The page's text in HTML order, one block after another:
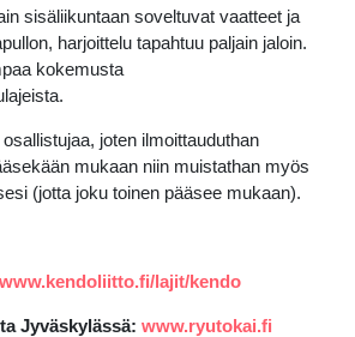
sisäliikuntaan soveltuvat vaatteet ja
harjoittelu tapahtuu paljain jaloin.
kokemusta
joten ilmoittauduthan
mukaan niin muistathan myös
(jotta joku toinen pääsee mukaan).
www.kendoliitto.fi/lajit/kendo
Jyväskylässä: www.ryutokai.fi